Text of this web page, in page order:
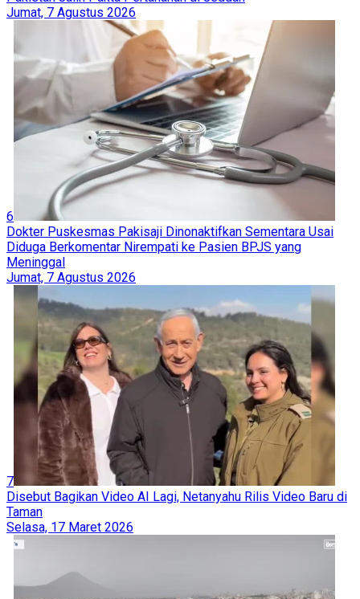
Jumat, 7 Agustus 2026
6
Dokter Puskesmas Pakisaji Dinonaktifkan Sementara Usai
Diduga Berkomentar Nirempati ke Pasien BPJS yang
Meninggal
Jumat, 7 Agustus 2026
7
Disebut Bagikan Video AI Lagi, Netanyahu Rilis Video Baru di
Taman
Selasa, 17 Maret 2026